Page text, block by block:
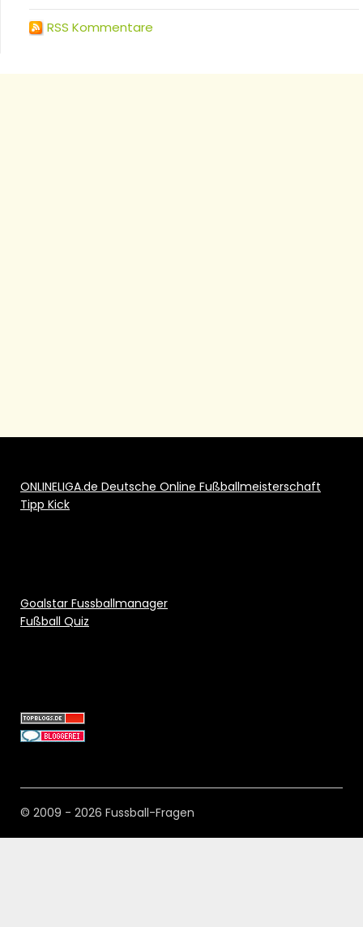
RSS Kommentare
ONLINELIGA.de Deutsche Online Fußballmeisterschaft
Tipp Kick
Goalstar Fussballmanager
Fußball Quiz
© 2009 - 2026 Fussball-Fragen